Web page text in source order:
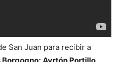
San Juan para recibir a